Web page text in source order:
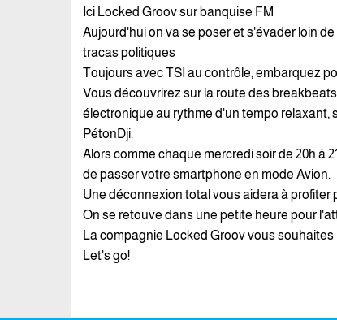
Ici Locked Groov sur banquise FM
Aujourd'hui on va se poser et s'évader loin
tracas politiques
Toujours avec TSI au contrôle, embarquez
Vous découvrirez sur la route des
électronique au rythme d'un tempo
PétonDji.
Alors comme chaque mercredi soir de 20h à
de passer votre smartphone en mode Avion.
Une déconnexion total vous aidera à profiter
On se retouve dans une petite heure pour
La compagnie Locked Groov vous
Let's go!